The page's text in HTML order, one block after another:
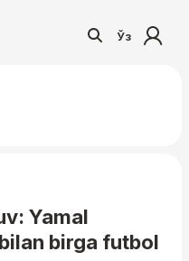
Ўз
Yamal
birga futbol